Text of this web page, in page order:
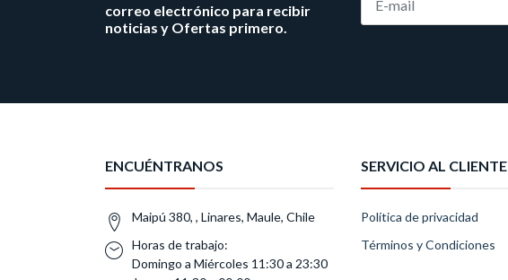
correo electrónico para recibir
noticias y Ofertas primero.
ENCUÉNTRANOS
Maipú 380, , Linares, Maule, Chile
Horas de trabajo:
Domingo a Miércoles 11:30 a 23:30
SERVICIO AL CLIENTE
Política de privacidad
Términos y Condiciones